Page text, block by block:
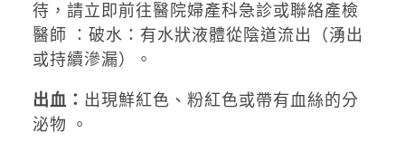
待，請立即前往醫院婦產科急診或聯絡產檢
醫師 ：破水：有水狀液體從陰道流出（湧出
或持續滲漏）。
出血： 出現鮮紅色、粉紅色或帶有血絲的分
泌物 。